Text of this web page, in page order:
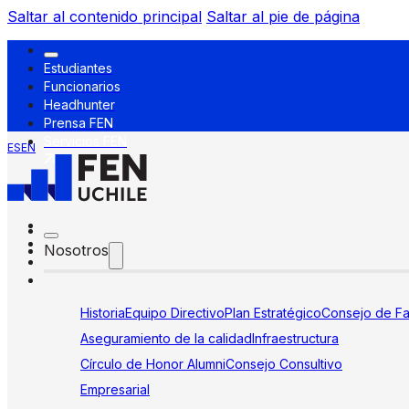
Saltar al contenido principal Saltar al pie de página
Estudiantes
Funcionarios
Headhunter
Prensa FEN
ESEN
Nosotros
HistoriaEquipo DirectivoPlan EstratégicoConsejo de
Aseguramiento de la calidadInfraestructura
Círculo de Honor AlumniConsejo Consultivo
Empresarial